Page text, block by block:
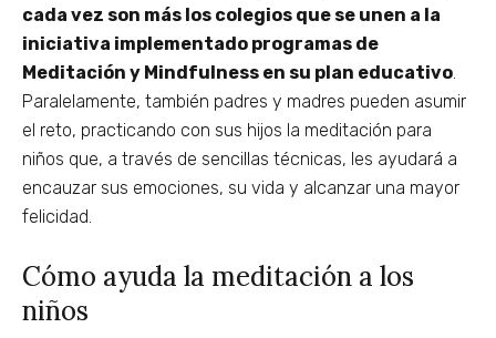
cada vez son más los colegios que se unen a la
iniciativa implementado programas de
Meditación y Mindfulness en su plan educativo.
Paralelamente, también padres y madres pueden asumir
el reto, practicando con sus hijos la meditación para
niños que, a través de sencillas técnicas, les ayudará a
encauzar sus emociones, su vida y alcanzar una mayor
felicidad.
Cómo ayuda la meditación a los
niños